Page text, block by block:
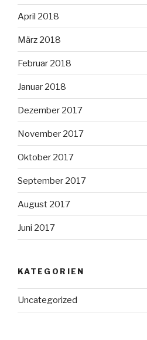
April 2018
März 2018
Februar 2018
Januar 2018
Dezember 2017
November 2017
Oktober 2017
September 2017
August 2017
Juni 2017
KATEGORIEN
Uncategorized